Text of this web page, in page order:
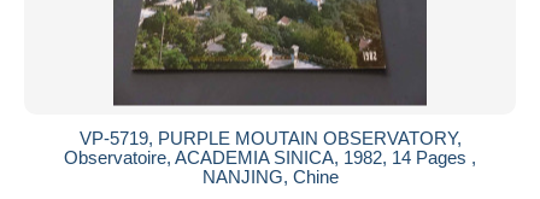
VP-5719, PURPLE MOUTAIN OBSERVATORY,
Observatoire, ACADEMIA SINICA, 1982, 14 Pages ,
NANJING, Chine